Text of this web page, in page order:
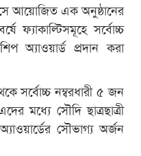
আয়োজিত এক অনুষ্ঠানের
ফ্যাকাল্টিসমূহে সর্বোচ্চ
অ্যাওয়ার্ড প্রদান করা
সর্বোচ্চ নম্বরধারী ৫ জন
মধ্যে সৌদি ছাত্রছাত্রী
সৌভাগ্য অর্জন